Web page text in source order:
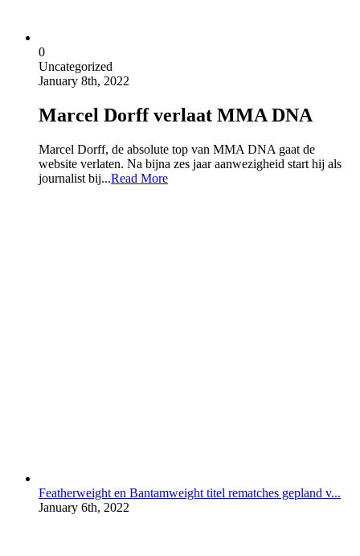
0
Uncategorized
January 8th, 2022
Marcel Dorff verlaat MMA DNA
Marcel Dorff, de absolute top van MMA DNA gaat de
website verlaten. Na bijna zes jaar aanwezigheid start hij als
journalist bij...Read More
Featherweight en Bantamweight titel rematches gepland v...
January 6th, 2022